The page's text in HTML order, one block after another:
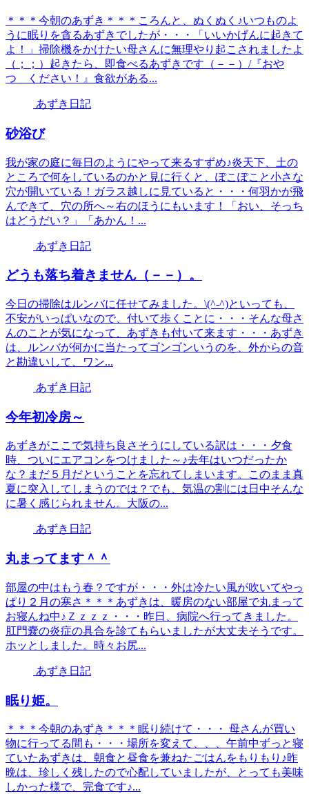
＊＊＊今朝のあずき＊＊＊ころんと、ぬくぬく♪いつものよ
うに眠りを貪るあずきでしたが・・・「いいかげんに起きて
よ！」掃除機をかけたい母さんに無理やり起こされましたよ
（；；）起きたら、即食べるあずきです（－－）/『おや
つ ください！』食欲がある...
あずき日記
砂浴び
我が家の庭に毎日のようにやって来るすずめ♪炎天下、土の
ところで何をしているのかと見に行くと、ぽこぽこと小さな
穴が開いている！ガラス越しに見ていると・・・何羽かが飛
んできて、穴の所へ～右のほうにもいます！「おい、そっち
はどうだい？」「あかん！...
あずき日記
どうも落ち着きません（－－）。
今日の掃除はルンバに任せてみました。\(^-^)といっても、
不安がいっぱいなので、付いて歩くことに・・・そんな母さ
んのことが気になって、あずきも付いて来ます・・・あずき
は、ルンバが何かに当たってゴンゴンいうのを、外からの音
と勘違いして、ワン...
あずき日記
今年初冷房～
あずきがここで気持ち良さそうにしている訳は・・・夕食
時、ついにエアコンをつけました～♪去年はいつだったか
な？まだ５月だということを忘れてしまいます。このまま真
夏に突入してしまうのでは？でも、気温の割には日中そんな
に暑く感じられません。大阪の...
あずき日記
丸まってます＾＾
部屋の中はもう春？ですが・・・外は冷たい風が吹いてやっ
ぱり２月の寒さ＊＊＊あずきは、暖房のない部屋で丸まって
お寝んね中♪Ｚｚｚｚ・・・昨日、病院へ行ってきました。
肛門嚢の炎症の具合を診てもらいましたが大丈夫そうです。
ホッとしました。時々お尻...
あずき日記
眠り姫。
＊＊＊今朝のあずき＊＊＊眠り続けて・・・ 母さんが買い
物に行ってる間も・・・場所を変えて、、、午前中ずっと寝
ていたあずきは、朝食と昼食を兼ねたごはんをもりもり♪昨
晩は、珍しく残したので心配していましたが、とっても美味
しかった様で、完食です♪...